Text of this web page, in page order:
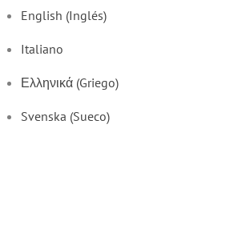
English (Inglés)
Italiano
Ελληνικά(Griego)
Svenska (Sueco)